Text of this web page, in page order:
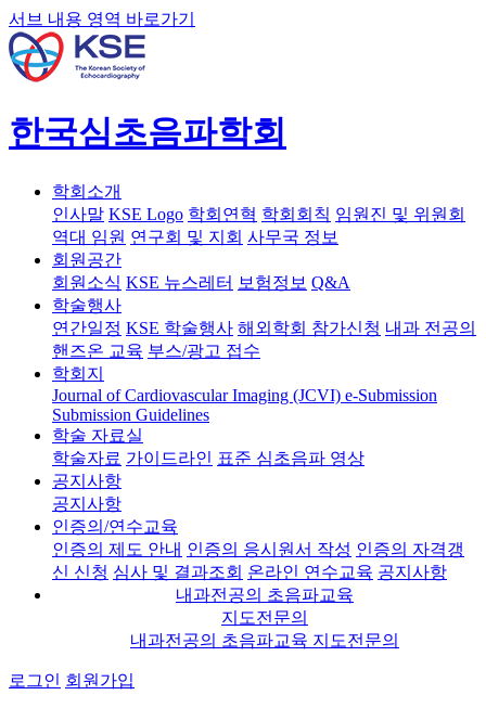
서브 내용 영역 바로가기
한국심초음파학회
학회소개
인사말 KSE Logo 학회연혁 학회회칙 임원진 및 위원회
역대 임원 연구회 및 지회 사무국 정보
회원공간
회원소식 KSE 뉴스레터 보험정보 Q&A
학술행사
연간일정 KSE 학술행사 해외학회 참가신청 내과 전공의
핸즈온 교육 부스/광고 접수
학회지
Journal of Cardiovascular Imaging (JCVI) e-Submission
Submission Guidelines
학술 자료실
학술자료 가이드라인 표준 심초음파 영상
공지사항
공지사항
인증의/연수교육
인증의 제도 안내 인증의 응시원서 작성 인증의 자격갱
신 신청 심사 및 결과조회 온라인 연수교육 공지사항
내과전공의 초음파교육
지도전문의
내과전공의 초음파교육 지도전문의
로그인 회원가입